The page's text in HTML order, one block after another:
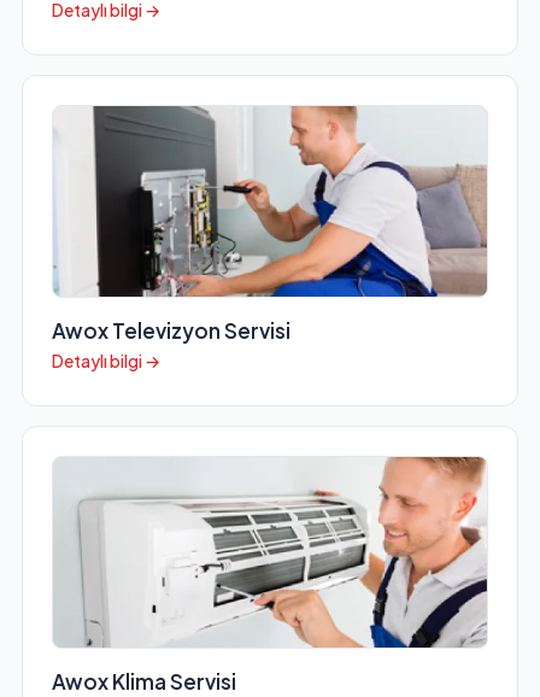
Detaylı bilgi →
Awox Televizyon Servisi
Detaylı bilgi →
Awox Klima Servisi